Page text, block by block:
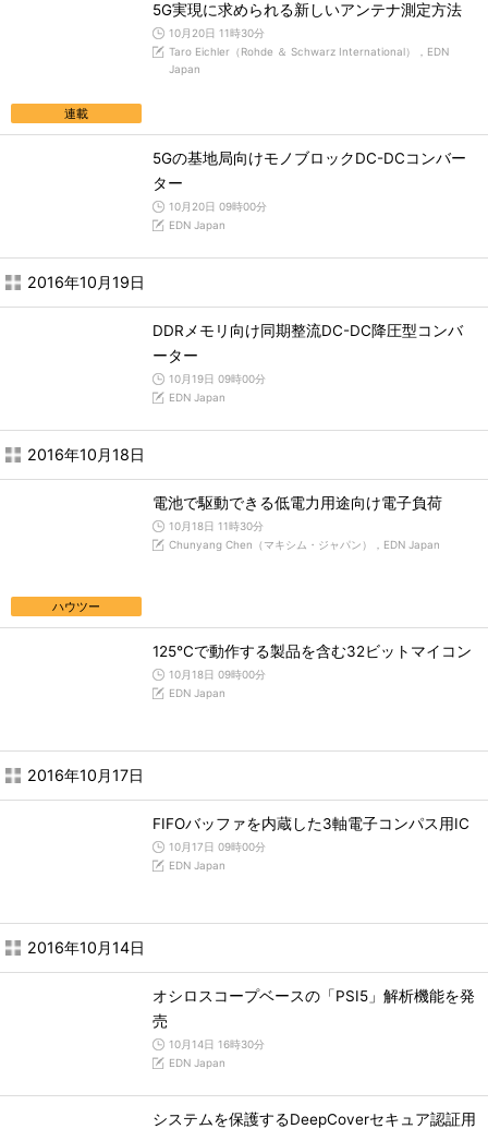
連載
5G実現に求められる新しいアンテナ測定方法
10月20日 11時30分
Taro Eichler（Rohde ＆ Schwarz International），EDN
Japan
5Gの基地局向けモノブロックDC-DCコンバー
ター
10月20日 09時00分
EDN Japan
2016年10月19日
DDRメモリ向け同期整流DC-DC降圧型コンバ
ーター
10月19日 09時00分
EDN Japan
2016年10月18日
ハウツー
電池で駆動できる低電力用途向け電子負荷
10月18日 11時30分
Chunyang Chen（マキシム・ジャパン），EDN Japan
125℃で動作する製品を含む32ビットマイコン
10月18日 09時00分
EDN Japan
2016年10月17日
FIFOバッファを内蔵した3軸電子コンパス用IC
10月17日 09時00分
EDN Japan
2016年10月14日
オシロスコープベースの「PSI5」解析機能を発
売
10月14日 16時30分
EDN Japan
システムを保護するDeepCoverセキュア認証用